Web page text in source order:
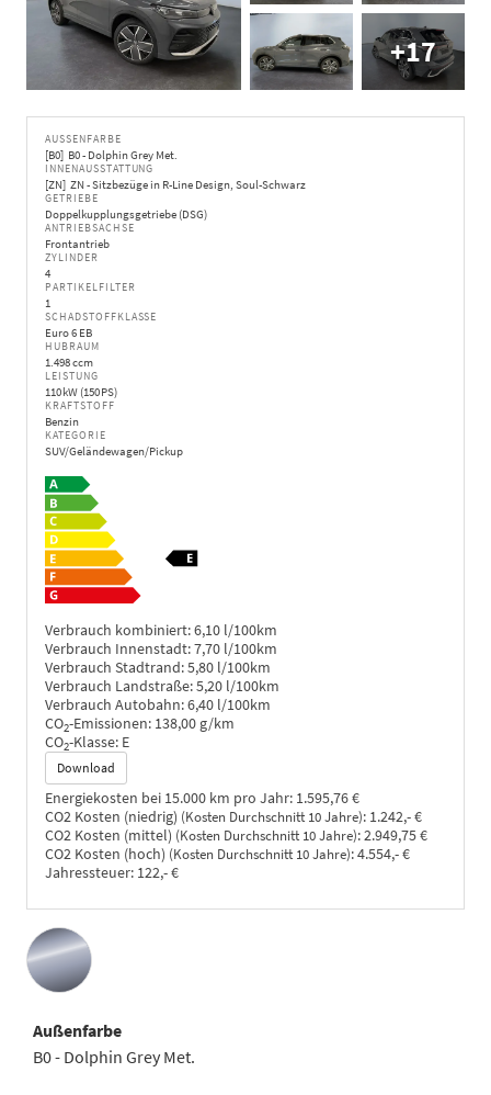
+17
AUSSENFARBE
B0 B0 - Dolphin Grey Met.
INNENAUSSTATTUNG
ZN ZN - Sitzbezüge in R-Line Design, Soul-Schwarz
GETRIEBE
Doppelkupplungsgetriebe (DSG)
ANTRIEBSACHSE
Frontantrieb
ZYLINDER
4
PARTIKELFILTER
1
SCHADSTOFFKLASSE
Euro 6 EB
HUBRAUM
1.498 ccm
LEISTUNG
110 kW (150 PS)
KRAFTSTOFF
Benzin
KATEGORIE
SUV/Geländewagen/Pickup
Verbrauch kombiniert:6,10 l/100km
Verbrauch Innenstadt:7,70 l/100km
Verbrauch Stadtrand:5,80 l/100km
Verbrauch Landstraße:5,20 l/100km
Verbrauch Autobahn:6,40 l/100km
CO2-Emissionen: 138,00 g/km
CO2-Klasse: E
Download
Energiekosten bei 15.000 km pro Jahr: 1.595,76 €
CO2 Kosten (niedrig) (Kosten Durchschnitt 10 Jahre): 1.242,- €
CO2 Kosten (mittel) (Kosten Durchschnitt 10 Jahre):2.949,75 €
CO2 Kosten (hoch) (Kosten Durchschnitt 10 Jahre):4.554,- €
Jahressteuer: 122,- €
Außenfarbe
B0 - Dolphin Grey Met.